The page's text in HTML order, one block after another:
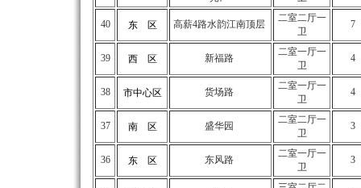
40 东 区 高薪4路水韵江南顶层
二室二厅一
卫
7
39 西 区 新福路
二室一厅一
卫
4
38 市中心区 货场路
二室一厅一
卫
4
37 南 区 盛华园
二室二厅一
卫
3
36 东 区 东风路
二室一厅一
卫
3